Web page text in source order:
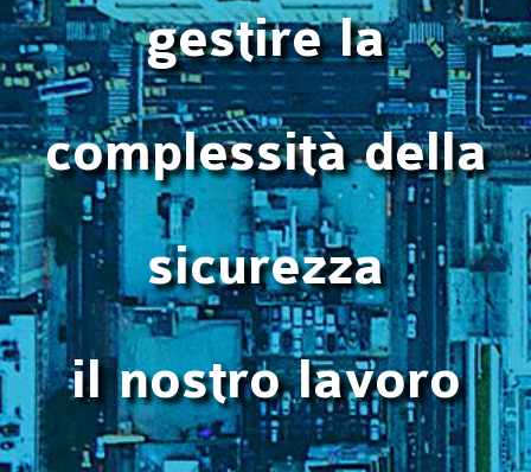
gestire la
complessità della
sicurezza
il nostro lavoro